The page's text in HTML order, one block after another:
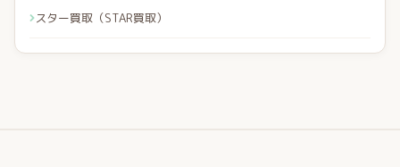
スター買取（STAR買取）